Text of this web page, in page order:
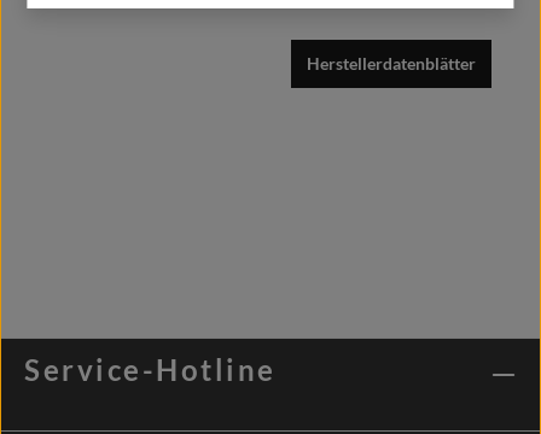
Herstellerdatenblätter
Service-Hotline